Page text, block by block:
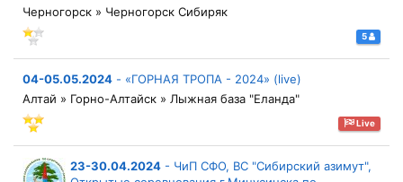
Черногорск » Черногорск Сибиряк
5
04-05.05.2024 - «ГОРНАЯ ТРОПА - 2024» (live)
Алтай » Горно-Алтайск » Лыжная база "Еланда"
Live
23-30.04.2024 - ЧиП СФО, ВС "Сибирский азимут",